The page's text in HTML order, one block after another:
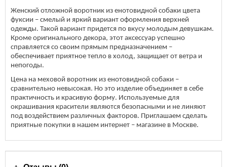
Женский отложной воротник из енотовидной собаки цвета
фуксии – смелый и яркий вариант оформления верхней
одежды. Такой вариант придется по вкусу молодым девушкам.
Кроме оригинального декора, этот аксессуар успешно
справляется со своим прямым предназначением –
обеспечивает приятное тепло в холод, защищает от ветра и
непогоды.
Цена на меховой воротник из енотовидной собаки –
сравнительно невысокая. Но это изделие объединяет в себе
практичность и красивую форму. Используемые для
окрашивания красители являются безопасными и не линяют
под воздействием различных факторов. Приглашаем сделать
приятные покупки в нашем интернет – магазине в Москве.